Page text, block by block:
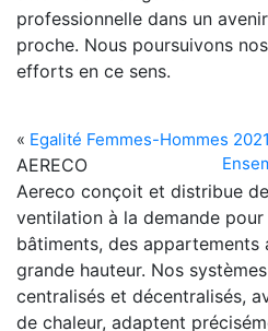
professionnelle dans un avenir
proche. Nous poursuivons nos
efforts en ce sens.
« Egalité Femmes-Hommes 2021
AERECO
Aereco conçoit et distribue
ventilation à la demande
bâtiments, des appartements
grande hauteur. Nos
centralisés et décentralisés,
de chaleur, adaptent